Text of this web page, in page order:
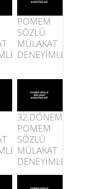
POMEM
SÖZLÜ
MÜLAKAT
DENEYİMLERİ
32.DÖNEM
POMEM
SÖZLÜ
MÜLAKAT
DENEYİMLERİ